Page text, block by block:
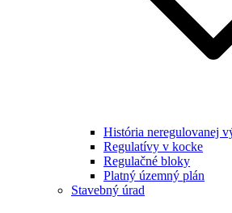
História neregulovanej
Regulatívy v kocke
Regulačné bloky
Platný územný plán
Stavebný úrad